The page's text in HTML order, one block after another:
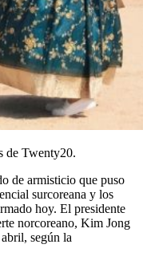
de Twenty20.
de armisticio que puso
surcoreana y los
hoy. El presidente
norcoreano, Kim Jong
según la